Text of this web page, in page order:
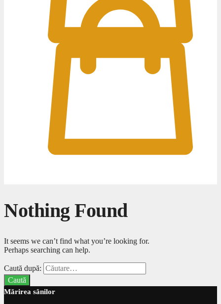
Nothing Found
It seems we can’t find what you’re looking for.
Perhaps searching can help.
Caută după:
Mărirea sânilor